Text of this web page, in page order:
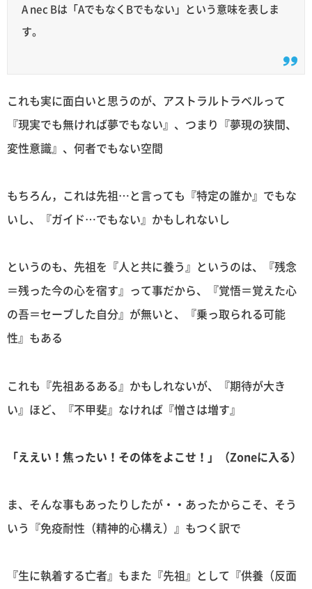
A nec Bは「AでもなくBでもない」という意味を表しま
す。
これも実に面白いと思うのが、アストラルトラベルって
『現実でも無ければ夢でもない』、つまり『夢現の狭間、
変性意識』、何者でもない空間
もちろん，これは先祖…と言っても『特定の誰か』でもな
いし、『ガイド…でもない』かもしれないし
というのも、先祖を『人と共に養う』というのは、『残念
＝残った今の心を宿す』って事だから、『覚悟＝覚えた心
の吾＝セーブした自分』が無いと、『乗っ取られる可能
性』もある
これも『先祖あるある』かもしれないが、『期待が大き
い』ほど、『不甲斐』なければ『憎さは増す』
「ええい！焦ったい！その体をよこせ！」（Zoneに入る）
ま、そんな事もあったりしたが・・あったからこそ、そう
いう『免疫耐性（精神的心構え）』もつく訳で
『生に執着する亡者』もまた『先祖』として『供養（反面